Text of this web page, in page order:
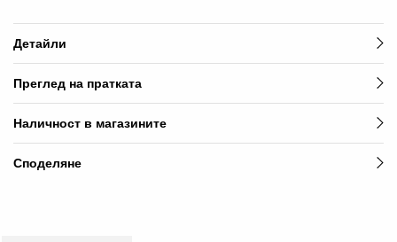
Детайли
Преглед на пратката
Наличност в магазините
Споделяне